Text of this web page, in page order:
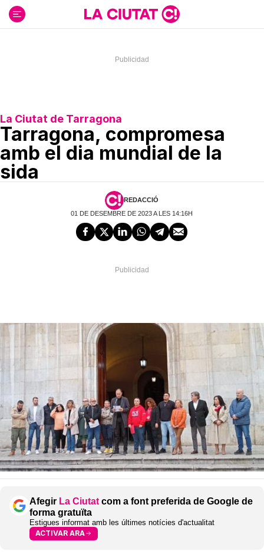
contenido
La Ciutat de Tarragona
Tarragona, compromesa
amb el dia mundial de la
sida
REDACCIÓ
01 DE DESEMBRE DE 2023 A LES 14:16H
Afegir La Ciutat com a font preferida de Google de
forma gratuïta
Estigues informat amb les últimes notícies d'actualitat
ACTIVAR ARA